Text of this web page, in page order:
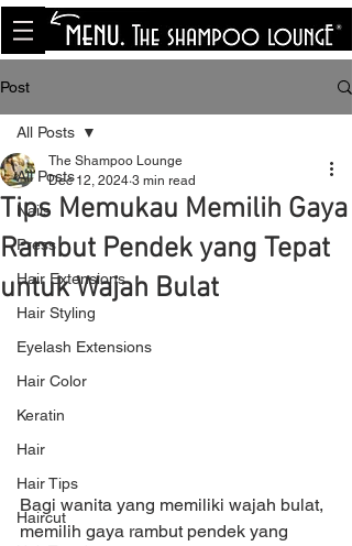
<meta name="p:domain_verify"
content="8cfe0bf166a35f014a18d7a345e30fa0"/>
Post
All Posts
Nails
Press
Hair Extensions
Hair Styling
Eyelash Extensions
Hair Color
Keratin
Hair
Hair Tips
Haircut
All Posts
Tips Memukau Memilih Gaya
Rambut Pendek yang Tepat
untuk Wajah Bulat
The Shampoo Lounge
Dec 12, 2024 3 min read
Bagi wanita yang memiliki wajah bulat,
memilih gaya rambut pendek yang